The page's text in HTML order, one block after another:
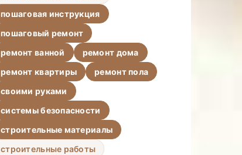
пошаговая инструкция
пошаговый ремонт
ремонт ванной
ремонт дома
ремонт квартиры
ремонт пола
своими руками
системы безопасности
строительные материалы
строительные работы